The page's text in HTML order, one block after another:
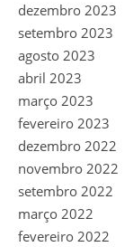
dezembro 2023
setembro 2023
agosto 2023
abril 2023
março 2023
fevereiro 2023
dezembro 2022
novembro 2022
setembro 2022
março 2022
fevereiro 2022